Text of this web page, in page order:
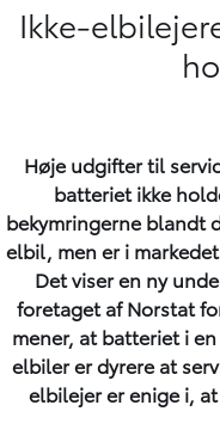
Ikke-
Høje udgifter til
batteriet ikke
bekymringerne blandt
elbil, men er i
Det viser en ny
foretaget af Norstat
mener, at batteriet i
elbiler er dyrere at
elbilejer er enige i,